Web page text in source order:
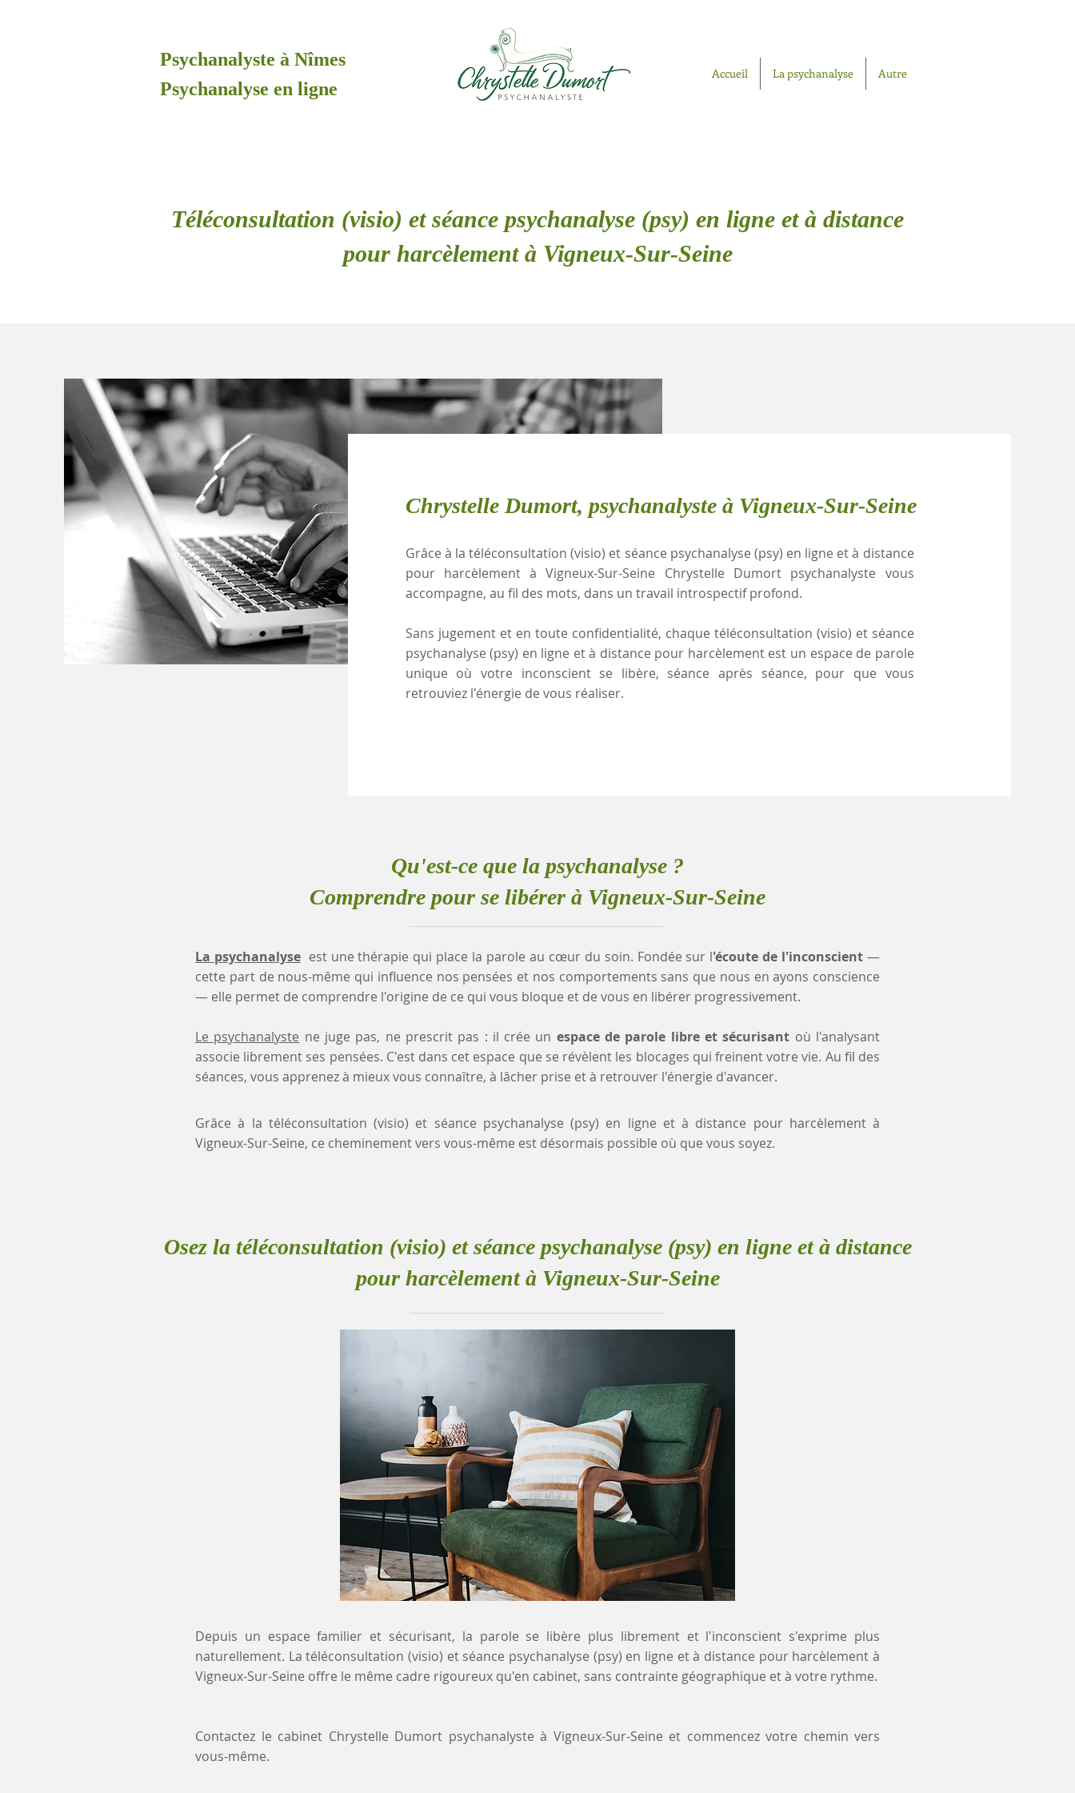
Psychanalyste à Nîmes
Psychanalyse en ligne
Accueil La psychanalyse Autre
Téléconsultation (visio) et séance psychanalyse (psy) en ligne et à distance
pour harcèlement à Vigneux-Sur-Seine
Chrystelle Dumort, psychanalyste à Vigneux-Sur-Seine
Grâce à la téléconsultation (visio) et séance psychanalyse (psy) en ligne et à distance
pour harcèlement à Vigneux-Sur-Seine Chrystelle Dumort psychanalyste vous
accompagne, au fil des mots, dans un travail introspectif profond.
Sans jugement et en toute confidentialité, chaque téléconsultation (visio) et séance
psychanalyse (psy) en ligne et à distance pour harcèlement est un espace de parole
unique où votre inconscient se libère, séance après séance, pour que vous
retrouviez l'énergie de vous réaliser.
Qu'est-ce que la psychanalyse ?
Comprendre pour se libérer à Vigneux-Sur-Seine
La psychanalyse est une thérapie qui place la parole au cœur du soin. Fondée sur l'écoute de l'inconscient—
cette part de nous-même qui influence nos pensées et nos comportements sans que nous en ayons conscience
— elle permet de comprendre l'origine de ce qui vous bloque et de vous en libérer progressivement.
Le psychanalyste ne juge pas, ne prescrit pas : il crée un espace de parole libre et sécurisant où l'analysant
associe librement ses pensées. C'est dans cet espace que se révèlent les blocages qui freinent votre vie. Au fil des
séances, vous apprenez à mieux vous connaître, à lâcher prise et à retrouver l'énergie d'avancer.
Grâce à la téléconsultation (visio) et séance psychanalyse (psy) en ligne et à distance pour harcèlement à
Vigneux-Sur-Seine, ce cheminement vers vous-même est désormais possible où que vous soyez.
Osez la téléconsultation (visio) et séance psychanalyse (psy) en ligne et à distance
pour harcèlement à Vigneux-Sur-Seine
Depuis un espace familier et sécurisant, la parole se libère plus librement et l'inconscient s'exprime plus
naturellement. La téléconsultation (visio) et séance psychanalyse (psy) en ligne et à distance pour harcèlement à
Vigneux-Sur-Seine offre le même cadre rigoureux qu'en cabinet, sans contrainte géographique et à votre rythme.
Contactez le cabinet Chrystelle Dumort psychanalyste à Vigneux-Sur-Seine et commencez votre chemin vers
vous-même.